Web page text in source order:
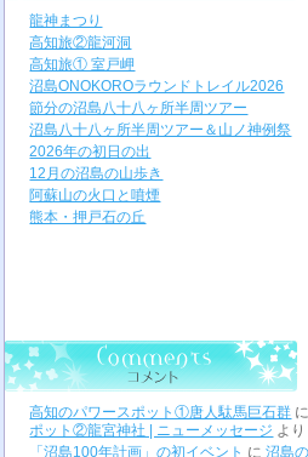
龍神まつり
高知旅②龍河洞
高知旅① 室戸岬
沼島ONOKOROラウンドトレイル2026
節分の沼島八十八ヶ所半周ツアー
沼島八十八ヶ所半周ツアー＆山ノ神例祭
2026年の初日の出
12月の沼島の山歩き
阿蘇山の火口と噴煙
熊本・押戸石の丘
高知のパワースポット①唐人駄馬巨石群
ポット②龍宮神社 | ニューメッセージ より
「沼島100年計画」の初イベント に沼島